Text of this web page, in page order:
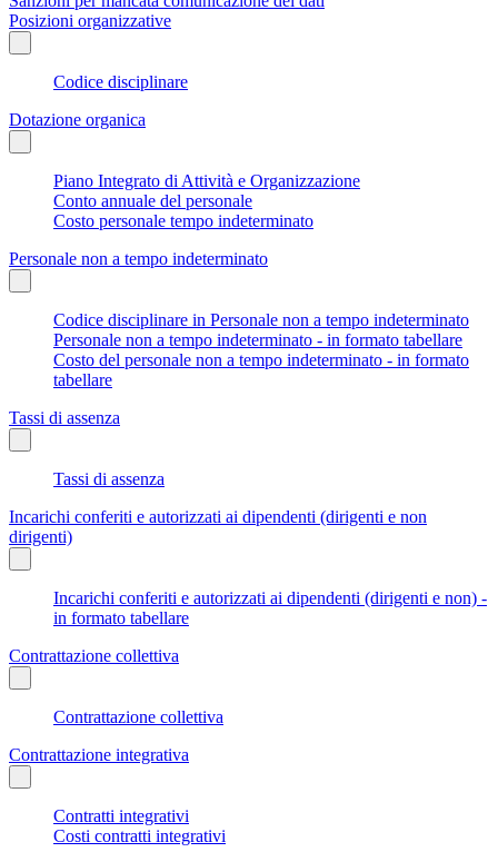
Posizioni organizzative
Codice disciplinare
Dotazione organica
Piano Integrato di Attività e Organizzazione
Conto annuale del personale
Costo personale tempo indeterminato
Personale non a tempo indeterminato
Codice disciplinare in Personale non a tempo indeterminato
Personale non a tempo indeterminato - in formato tabellare
Costo del personale non a tempo indeterminato - in formato
tabellare
Tassi di assenza
Tassi di assenza
Incarichi conferiti e autorizzati ai dipendenti (dirigenti e non
dirigenti)
Incarichi conferiti e autorizzati ai dipendenti (dirigenti e non) -
in formato tabellare
Contrattazione collettiva
Contrattazione collettiva
Contrattazione integrativa
Contratti integrativi
Costi contratti integrativi